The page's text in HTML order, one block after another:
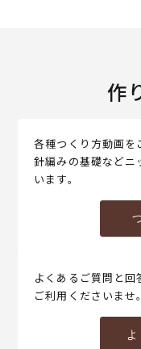
作
各種つくり方動画を
針編みの基礎などニ
います。
よくあるご質問と回
ご利用くださいませ。